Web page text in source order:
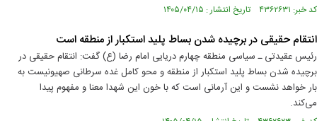
کد خبر: ۴۳۶۲۶۳۱ تاریخ انتشار : ۱۴۰۵/۰۴/۱۵
انتقام حقیقی در برچیده شدن بساط پلید استکبار از منطقه است
رئیس عقیدتی ـ سیاسی منطقه چهارم دریایی امام رضا (ع) گفت: انتقام حقیقی در
برچیده شدن بساط پلید استکبار از منطقه و محو کامل غده سرطانی صهیونیست به
بار خواهد نشست و این آرمانی است که با خون این شهدا معنا و مفهوم پیدا
می‌کند.